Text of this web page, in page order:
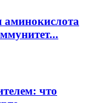
что